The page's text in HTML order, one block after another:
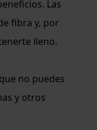
Las
fibra y, por
lleno.
no puedes
y otros